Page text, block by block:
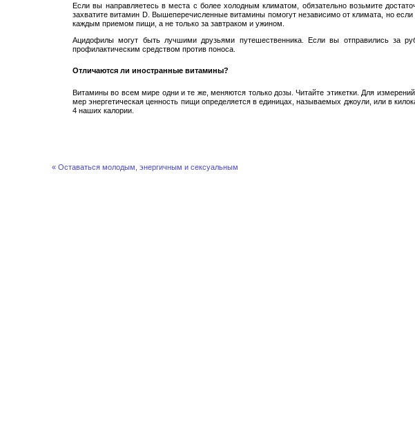
Если вы направляетесь в места с более холодным климатом, обязательно возьмите
захватите витамин D. Вышеперечисленные витамины помогут независимо от климата, но
каждым приемом пищи, а не только за завтраком и ужином.
Ацидофилы могут быть лучшими друзьями путешественника. Если вы отправились
профилактическим средством против поноса.
Отличаются ли иностранные витамины?
Витамины во всем мире одни и те же, меняются только дозы. Читайте этикетки. Для
мер энергетическая ценность пищи определяется в единицах, называемых джоули, или в
4 наших калории.
« Оставаться молодым, энергичным и сексуальным